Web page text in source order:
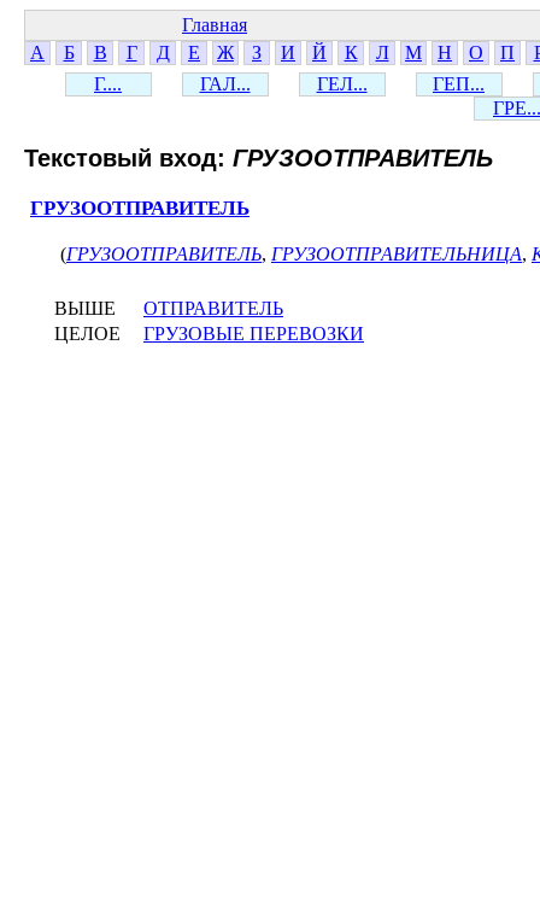
Главная
А
Б В Г Д Е Ж З И Й К Л М Н О П
Г....
ГАЛ... ГЕЛ...
ГЕП...
ГРЕ...
Текстовый вход: ГРУЗООТПРАВИТЕЛЬ
ГРУЗООТПРАВИТЕЛЬ
(ГРУЗООТПРАВИТЕЛЬ, ГРУЗООТПРАВИТЕЛЬНИЦА,
ВЫШЕ
ОТПРАВИТЕЛЬ
ЦЕЛОЕ
ГРУЗОВЫЕ ПЕРЕВОЗКИ